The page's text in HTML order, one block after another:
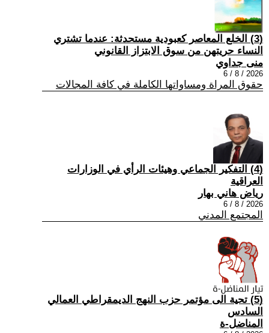
(3) الخلع المعاصر كعبودية مستحدثة: عندما تشتري
النساء حريتهن من سوق الابتزاز القانوني
منى جداوي
2026 / 8 / 6
حقوق المراة ومساواتها الكاملة في كافة المجالات
(4) التفكير الجماعي وهيئات الرأي في الوزارات
العراقية
رياض هاني بهار
2026 / 8 / 6
المجتمع المدني
(5) تحية الى مؤتمر حزب النهج الديمقراطي العمالي
السادس
المناضل-ة